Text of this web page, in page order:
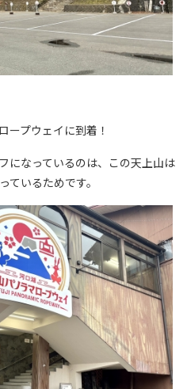
ープウェイに到着！
なっているのは、この天上山は
ているためです。